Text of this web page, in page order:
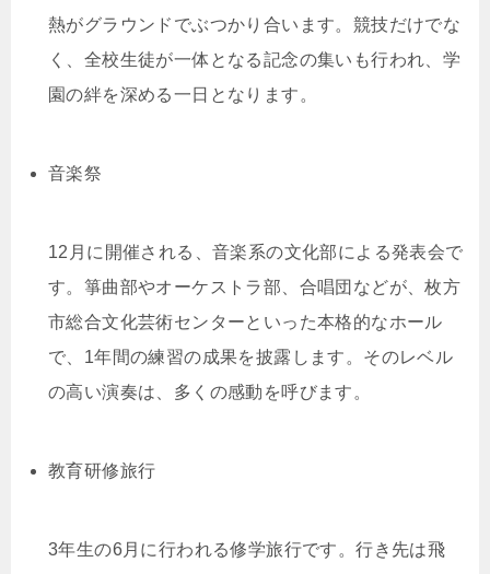
熱がグラウンドでぶつかり合います。競技だけでな
く、全校生徒が一体となる記念の集いも行われ、学
園の絆を深める一日となります。
音楽祭
12月に開催される、音楽系の文化部による発表会で
す。箏曲部やオーケストラ部、合唱団などが、枚方
市総合文化芸術センターといった本格的なホール
で、1年間の練習の成果を披露します。そのレベル
の高い演奏は、多くの感動を呼びます。
教育研修旅行
3年生の6月に行われる修学旅行です。行き先は飛